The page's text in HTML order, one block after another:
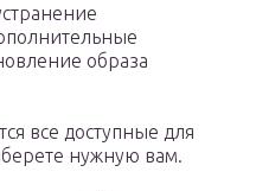
образа
все доступные для
нужную вам.